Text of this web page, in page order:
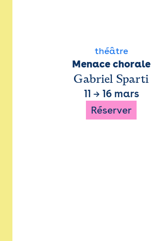
théâtre
Menace chorale
Gabriel Sparti
11 → 16 mars
Réserver